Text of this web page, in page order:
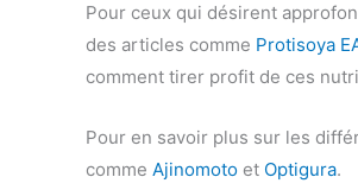
Pour ceux qui désirent
des articles comme Protisoya
comment tirer profit de ces
Pour en savoir plus sur les
comme Ajinomoto et Optigura.